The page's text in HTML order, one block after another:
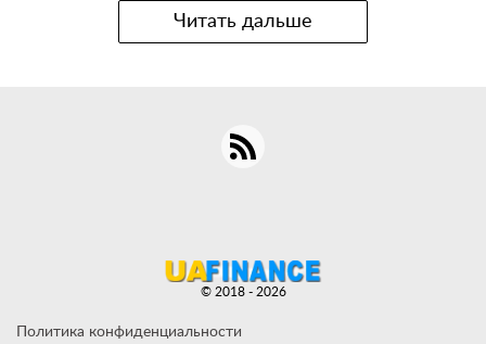
Читать дальше
Политика конфиденциальности
© 2018 - 2026